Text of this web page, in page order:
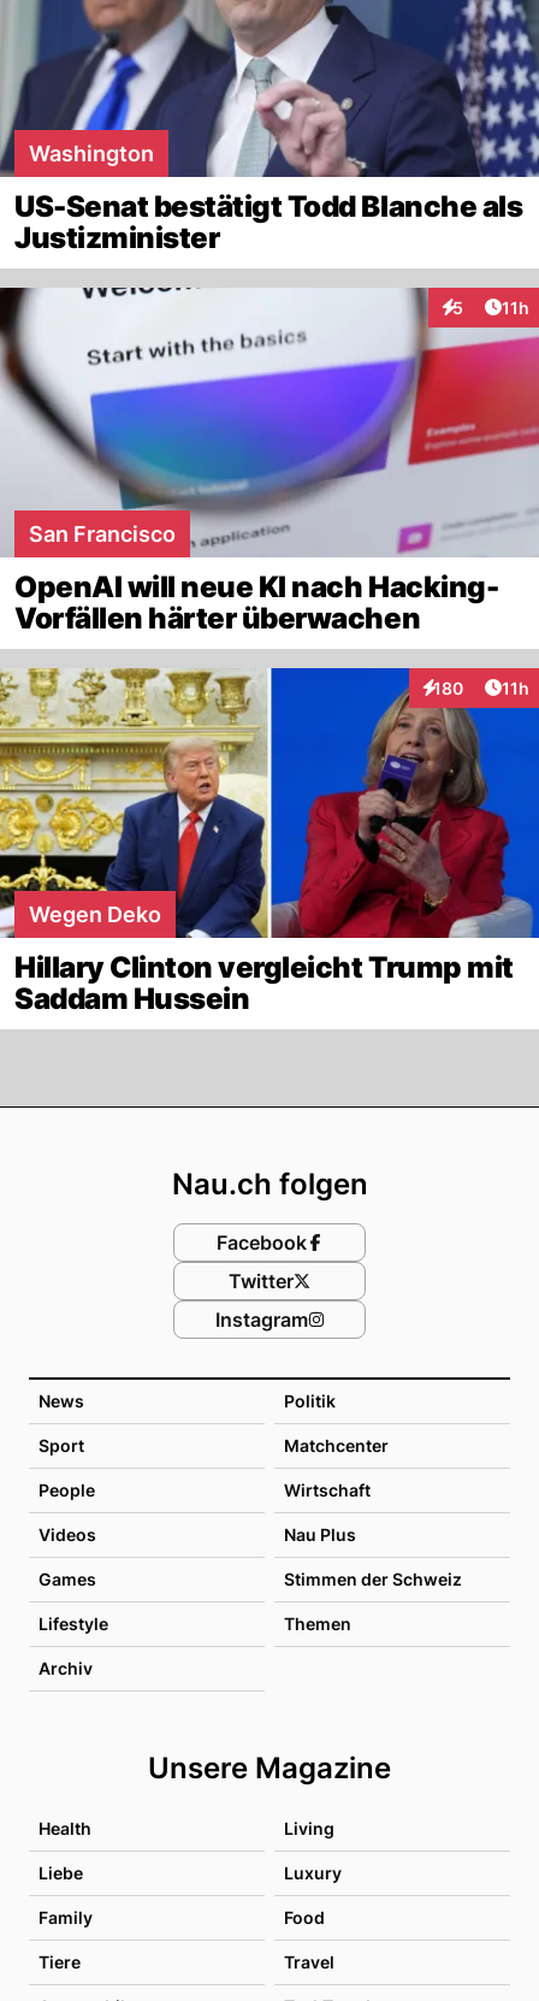
Washington
US-Senat bestätigt Todd Blanche als
Justizminister
5 11h
San Francisco
OpenAI will neue KI nach Hacking-
Vorfällen härter überwachen
180
Interaktionen
11h
Wegen Deko
Hillary Clinton vergleicht Trump mit
Saddam Hussein
News Politik
Sport Matchcenter
People Wirtschaft
Videos Nau Plus
Games Stimmen der Schweiz
Lifestyle Themen
Archiv
Unsere Magazine
Health Living
Liebe Luxury
Family Food
Tiere Travel
Nau.ch folgen
Facebook
Twitter
Instagram